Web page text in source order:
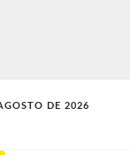
DE 2026
MÚSICA